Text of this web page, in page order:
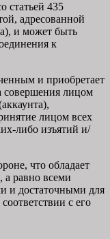
статьей 435
адресованной
и может быть
к
и приобретает
совершения лицом
лицом всех
либо изъятий и/
что обладает
а равно всеми
и достаточными для
с его